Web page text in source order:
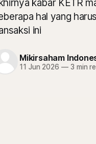
kabar KETR
hal yang
ini
Mikirsaham
11 Jun 2026 —3 min